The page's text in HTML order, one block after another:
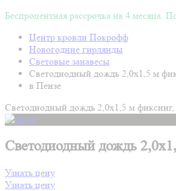
Беспроцентная рассрочка на 4 месяца.
Центр кровли Покрофф
Новогодние гирлянды
Световые занавесы
Светодиодный дождь 2,0х1,5 м
в Пензе
Светодиодный дождь 2,0х1,5 м
Светодиодный дождь
Узнать цену
Узнать цену